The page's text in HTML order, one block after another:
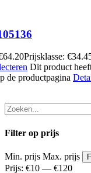
64.20Prijsklasse:
Dit product
de productpagina
Filter op prijs
Min. prijs Max. prijs
Prijs: €10 — €120